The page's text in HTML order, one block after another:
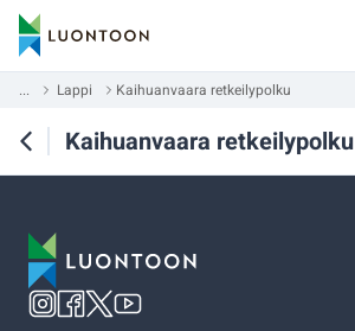
... Lappi Kaihuanvaara retkeilypolku
Kaihuanvaara retkeilypolku